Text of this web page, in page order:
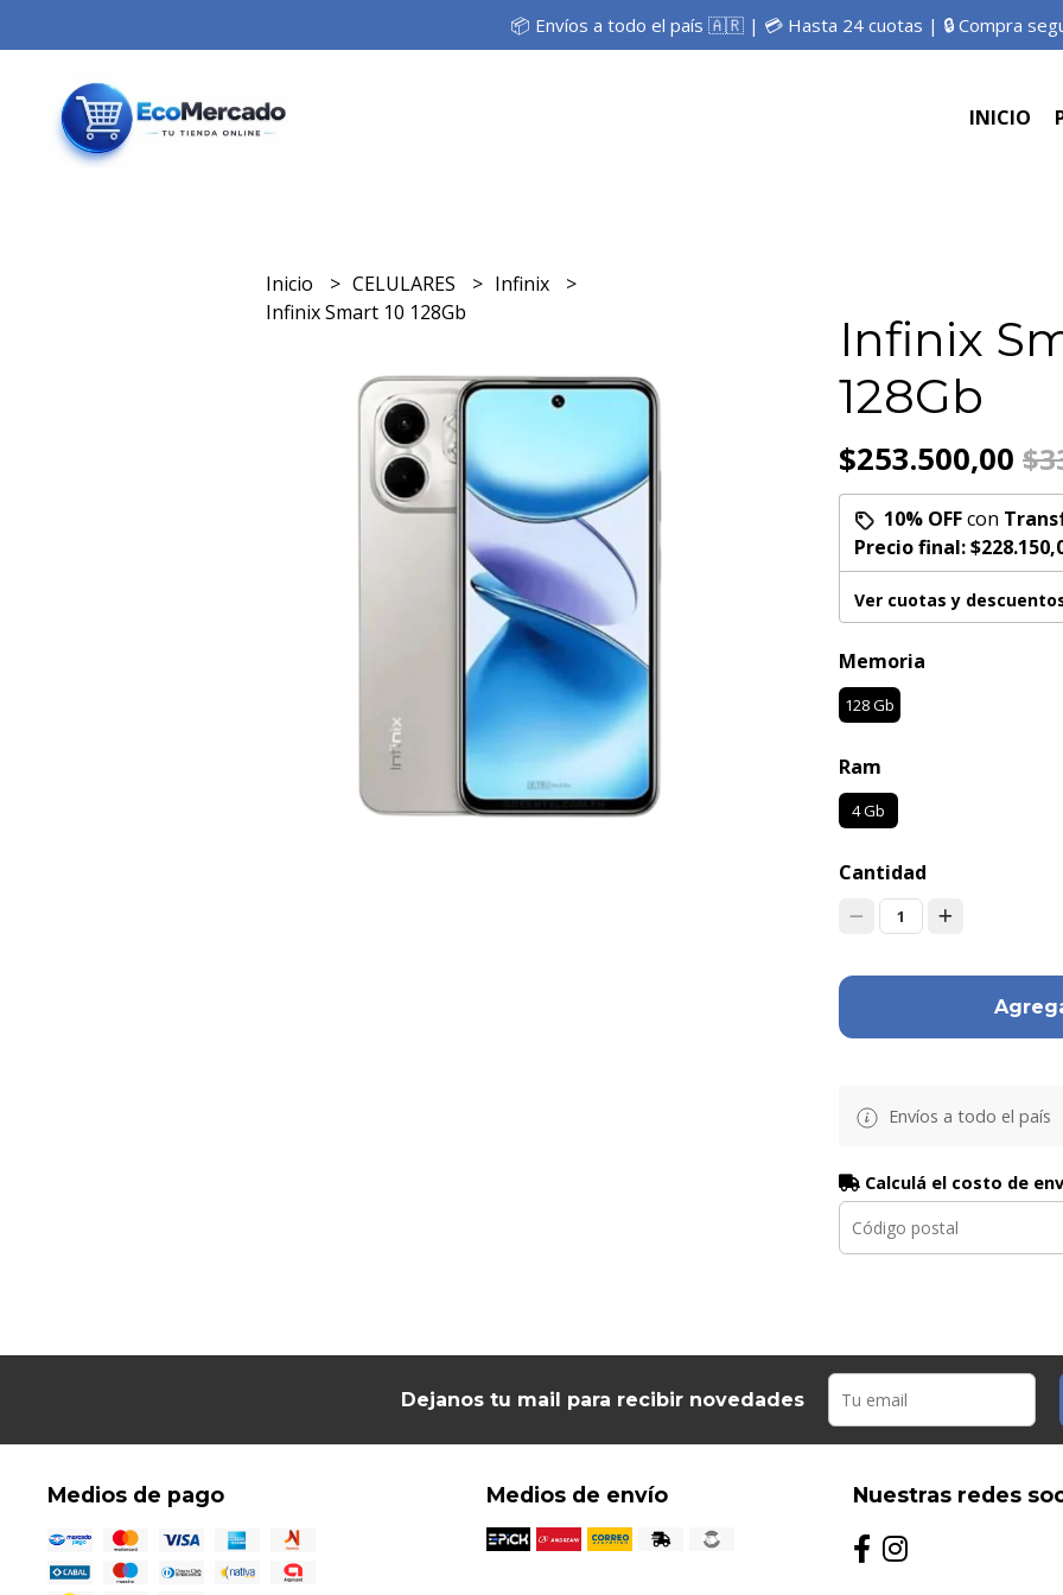
📦 Envíos a todo el país 🇦🇷 | 💳 Hasta 24 cuotas | 🔒 Compra
INICIO
Inicio CELULARES
Infinix
Infinix Smart 10 128Gb
Infinix
128Gb
$253.500,00
10% OFFcon
Precio final:
Ver cuotas y
Memoria
128 Gb
Ram
4 Gb
Cantidad
1
Envíos a todo el país
Calculá el costo de
Dejanos tu mail para recibir novedades
Medios de pago Medios de envío Nuestras redes